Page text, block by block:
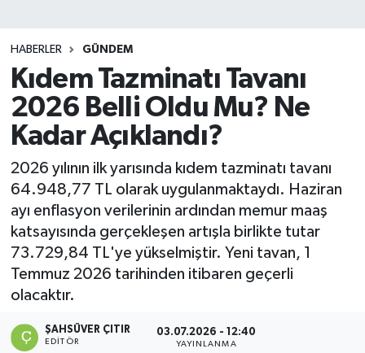
HABERLER GÜNDEM
Kıdem Tazminatı Tavanı
2026 Belli Oldu Mu? Ne
Kadar Açıklandı?
2026 yılının ilk yarısında kıdem tazminatı tavanı
64.948,77 TL olarak uygulanmaktaydı. Haziran
ayı enflasyon verilerinin ardından memur maaş
katsayısında gerçekleşen artışla birlikte tutar
73.729,84 TL'ye yükselmiştir. Yeni tavan, 1
Temmuz 2026 tarihinden itibaren geçerli
olacaktır.
ŞAHSÜVER ÇITIR
EDITÖR
03.07.2026 - 12:40
YAYINLANMA
DÜZCE
EREĞLİ
GÖKÇEBEY
KARABÜK
KASTAMONU